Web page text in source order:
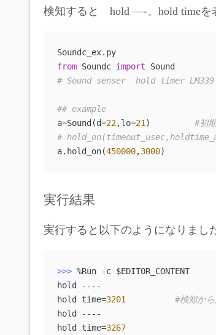
検知すると hold —-、hold timeを
Soundc_ex.py
from Soundc import
# Sound senser  hold timer LM339
## example
a=Sound(d=22,lo=21 ) #初
#
a.hold_on(450000,3000
実行結果
実行すると以下のようになりまし
>>> %Run -c $EDITOR_CONTENT
hold ----
hold time=3201
#検知か
hold ----
hold time=3267